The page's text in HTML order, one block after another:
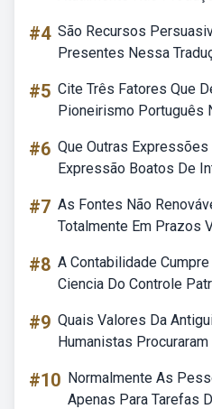
#4 São Recursos
Presentes Nessa
#5 Cite Três Fatores Que
Pioneirismo Português
#6 Que Outras
Expressão Boatos De
#7 As Fontes Não
Totalmente Em Prazos
#8 A Contabilidade
Ciencia Do Controle
#9 Quais Valores Da
Humanistas
#10 Normalmente As
Apenas Para Tarefas